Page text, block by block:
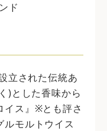
ド
立された伝統あ
)とした香味から
イス』※とも評さ
ルモルトウイス